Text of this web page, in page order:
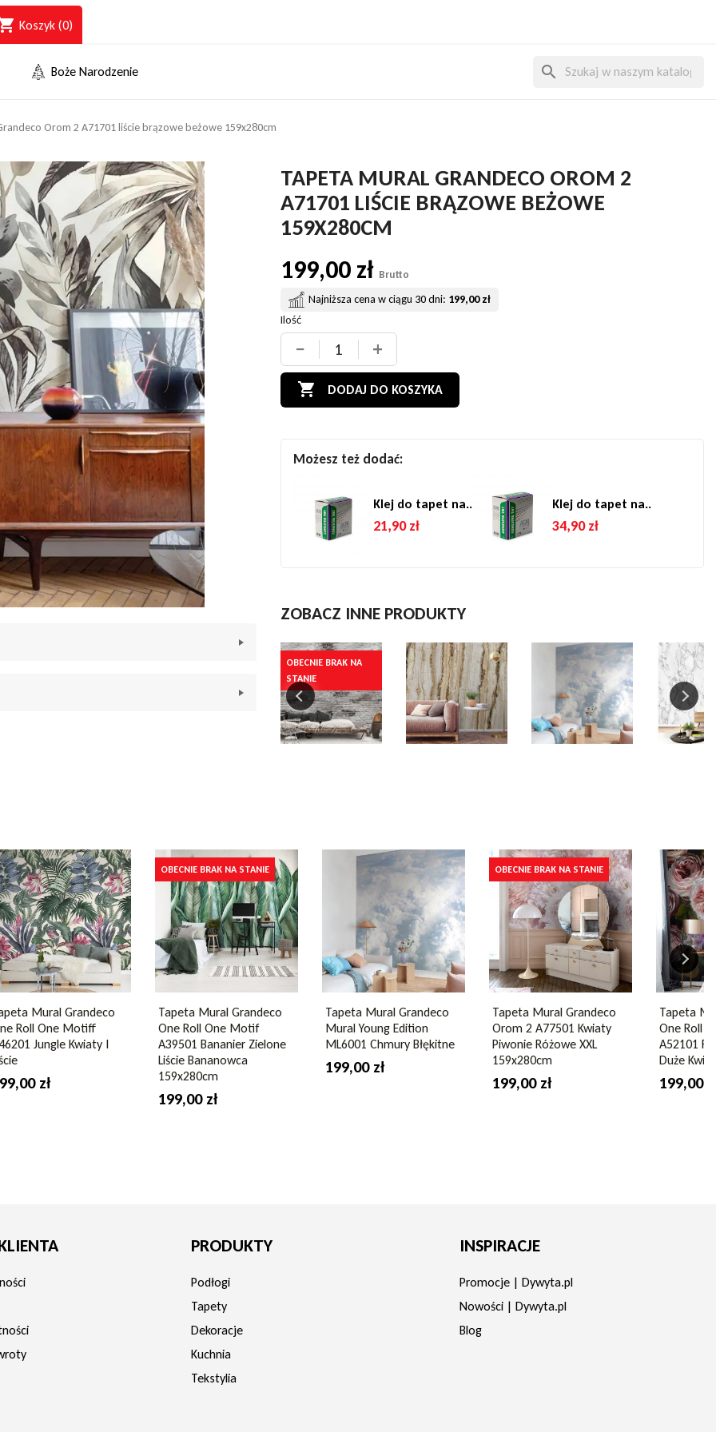
Koszyk (0)
Boże Narodzenie search
Orom 2 A71701 liście brązowe beżowe 159x280cm
sypialni, korytarzu czy domowym biurze –
TAPETA MURAL GRANDECO OROM 2
A71701 LIŚCIE BRĄZOWE BEŻOWE
159X280CM
199,00 zł Brutto
Najniższa cena w ciągu 30 dni: 199,00 zł
Ilość
− +
 DODAJ DO KOSZYKA
Możesz też dodać:
Klej do tapet na..
21,90 zł
Klej do tapet na..
34,90 zł
ZOBACZ INNE PRODUKTY
OBECNIE BRAK NA
STANIE
Mural Grandeco
Roll One Motiff
Jungle Kwiaty I
zł
Tapeta Mural Grandeco
One Roll One Motif
A39501 Bananier Zielone
Liście Bananowca
159x280cm
199,00 zł
OBECNIE BRAK NA STANIE
Tapeta Mural Grandeco
Mural Young Edition
ML6001 Chmury Błękitne
199,00 zł
Tapeta Mural Grandeco
Orom 2 A77501 Kwiaty
Piwonie Różowe XXL
159x280cm
199,00 zł
OBECNIE BRAK NA STANIE
Tapeta
One Roll
A52101
Duże
199,00
PRODUKTY
Podłogi
Tapety
Dekoracje
Kuchnia
Tekstylia
INSPIRACJE
Promocje | Dywyta.pl
Nowości | Dywyta.pl
Blog